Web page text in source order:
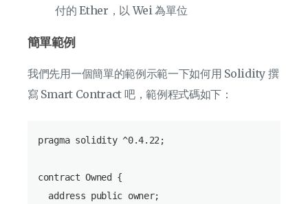
付的 Ether，以 Wei 為單位
簡單範例
我們先用一個簡單的範例示範一下如何用 Solidity 撰
寫 Smart Contract 吧，範例程式碼如下：
pragma solidity ^0.4.22;
contract Owned {
  address public owner;